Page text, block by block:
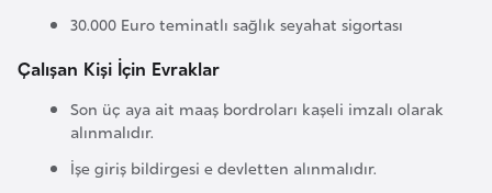
30.000 Euro teminatlı sağlık seyahat sigortası
Çalışan Kişi İçin Evraklar
Son üç aya ait maaş bordroları kaşeli imzalı olarak
alınmalıdır.
İşe giriş bildirgesi e devletten alınmalıdır.
i